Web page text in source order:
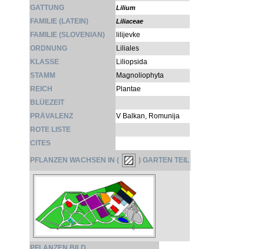
GATTUNG
Lilium
FAMILIE (LATEIN) Liliaceae
FAMILIE (SLOVENIAN)
lilijevke
ORDNUNG
Liliales
KLASSE
Liliopsida
STAMM
Magnoliophyta
REICH
Plantae
BLÜEZEIT
PRÄVALENZ
V Balkan, Romunija
ROTE LISTE
CITES
PFLANZEN WACHSEN IN ( ) GARTEN TEIL